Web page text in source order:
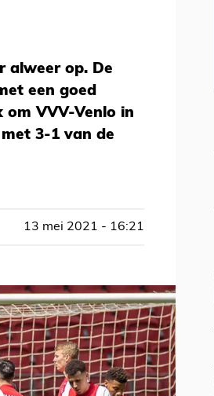
alweer op. De
een goed
VVV-Venlo in
3-1 van de
13 mei 2021 - 16:21